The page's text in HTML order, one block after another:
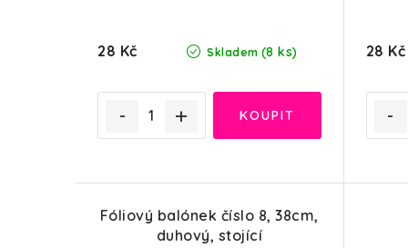
Skladem (8 ks)
28 Kč 28 Kč
Fóliový balónek číslo 8, 38cm,
duhový, stojící